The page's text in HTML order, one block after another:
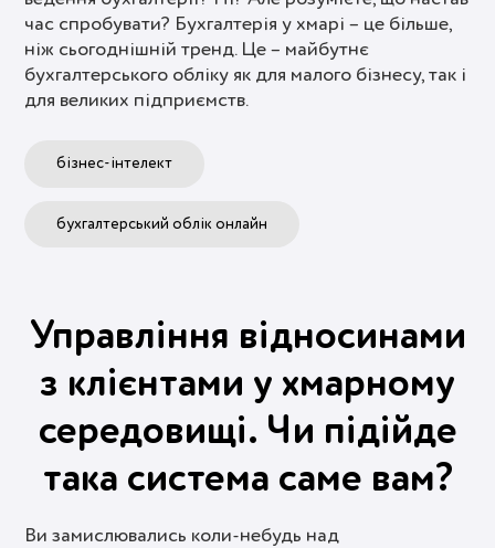
час спробувати? Бухгалтерія у хмарі – це більше,
ніж сьогоднішній тренд. Це – майбутнє
бухгалтерського обліку як для малого бізнесу, так і
для великих підприємств.
бізнес-інтелект
бухгалтерський облік онлайн
Управління відносинами
з клієнтами у хмарному
середовищі. Чи підійде
така система саме вам?
Ви замислювались коли-небудь над